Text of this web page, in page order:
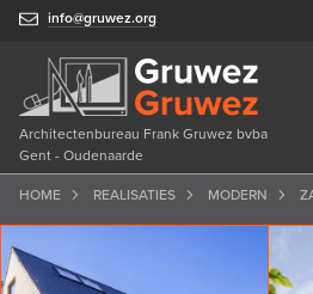
info@gruwez.org
Architectenbureau Frank Gruwez bvba
Gent - Oudenaarde
HOME REALISATIES MODERN